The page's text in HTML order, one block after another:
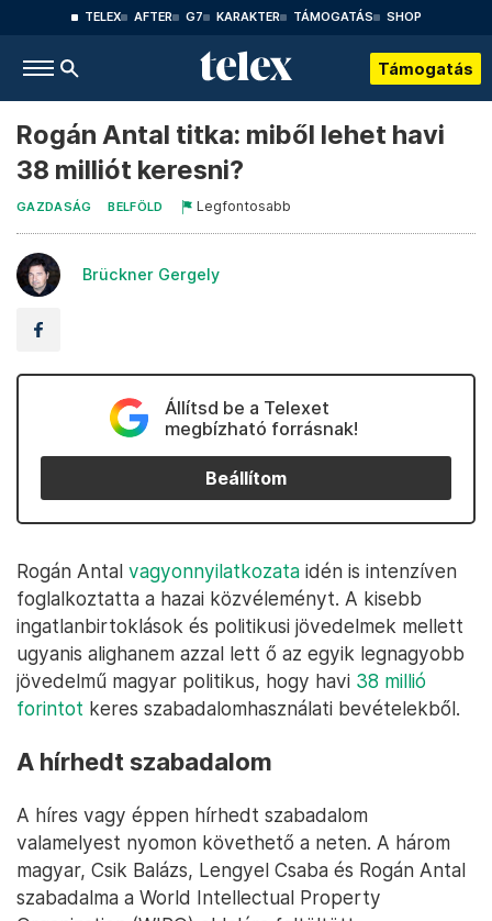
TELEX AFTER G7 KARAKTER TÁMOGATÁS SHOP
Támogatás
Rogán Antal titka: miből lehet havi
38 milliót keresni?
GAZDASÁG BELFÖLD Legfontosabb
Brückner Gergely
Állítsd be a Telexet
megbízható forrásnak!
Beállítom
Rogán Antal vagyonnyilatkozata idén is intenzíven
foglalkoztatta a hazai közvéleményt. A kisebb
ingatlanbirtoklások és politikusi jövedelmek mellett
ugyanis alighanem azzal lett ő az egyik legnagyobb
jövedelmű magyar politikus, hogy havi 38 millió
forintot keres szabadalomhasználati bevételekből.
A hírhedt szabadalom
A híres vagy éppen hírhedt szabadalom
valamelyest nyomon követhető a neten. A három
magyar, Csik Balázs, Lengyel Csaba és Rogán Antal
szabadalma a World Intellectual Property